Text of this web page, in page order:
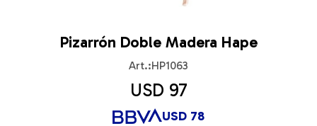
Pizarrón Doble Madera Hape
HP1063
USD 97
USD 78